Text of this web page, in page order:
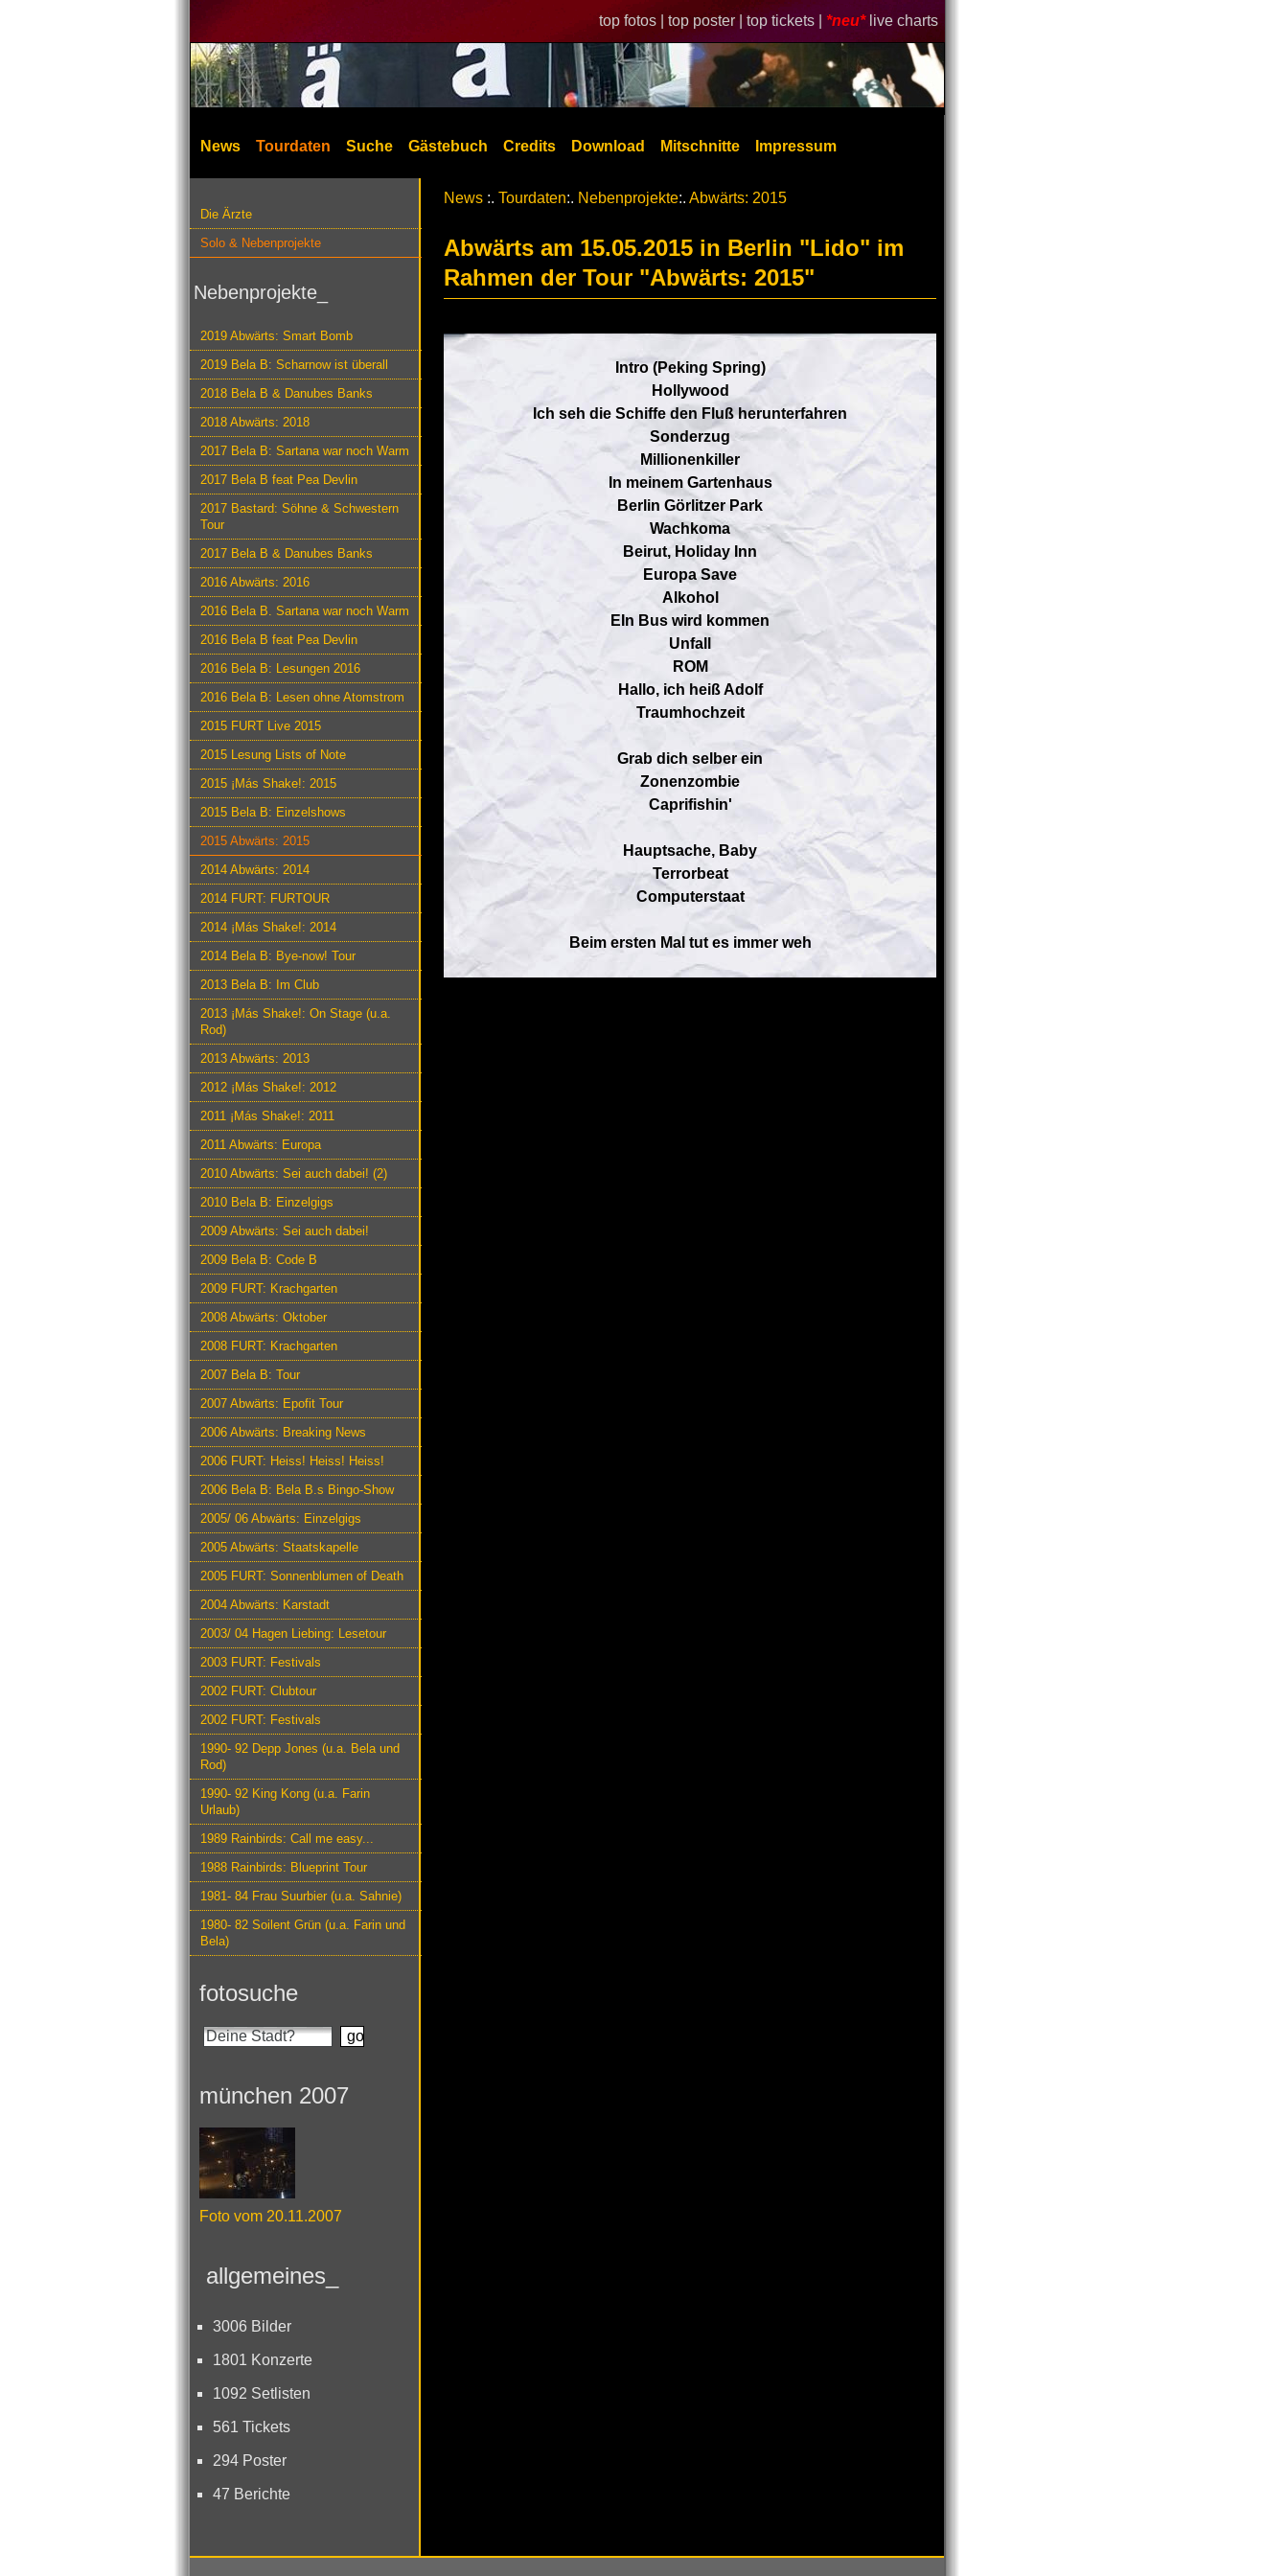
top fotos | top poster | top tickets | *neu* live charts
News Tourdaten Suche Gästebuch Credits Download Mitschnitte Impressum
Die Ärzte
Solo & Nebenprojekte
Nebenprojekte_
2019 Abwärts: Smart Bomb
2019 Bela B: Scharnow ist überall
2018 Bela B & Danubes Banks
2018 Abwärts: 2018
2017 Bela B: Sartana war noch Warm
2017 Bela B feat Pea Devlin
2017 Bastard: Söhne & Schwestern
Tour
2017 Bela B & Danubes Banks
2016 Abwärts: 2016
2016 Bela B. Sartana war noch Warm
2016 Bela B feat Pea Devlin
2016 Bela B: Lesungen 2016
2016 Bela B: Lesen ohne Atomstrom
2015 FURT Live 2015
2015 Lesung Lists of Note
2015 ¡Más Shake!: 2015
2015 Bela B: Einzelshows
2015 Abwärts: 2015
2014 Abwärts: 2014
2014 FURT: FURTOUR
2014 ¡Más Shake!: 2014
2014 Bela B: Bye-now! Tour
2013 Bela B: Im Club
2013 ¡Más Shake!: On Stage (u.a.
Rod)
2013 Abwärts: 2013
2012 ¡Más Shake!: 2012
2011 ¡Más Shake!: 2011
2011 Abwärts: Europa
2010 Abwärts: Sei auch dabei! (2)
2010 Bela B: Einzelgigs
2009 Abwärts: Sei auch dabei!
2009 Bela B: Code B
2009 FURT: Krachgarten
2008 Abwärts: Oktober
2008 FURT: Krachgarten
2007 Bela B: Tour
2007 Abwärts: Epofit Tour
2006 Abwärts: Breaking News
2006 FURT: Heiss! Heiss! Heiss!
2006 Bela B: Bela B.s Bingo-Show
2005/ 06 Abwärts: Einzelgigs
2005 Abwärts: Staatskapelle
2005 FURT: Sonnenblumen of Death
2004 Abwärts: Karstadt
2003/ 04 Hagen Liebing: Lesetour
2003 FURT: Festivals
2002 FURT: Clubtour
2002 FURT: Festivals
1990- 92 Depp Jones (u.a. Bela und
Rod)
1990- 92 King Kong (u.a. Farin
Urlaub)
1989 Rainbirds: Call me easy...
1988 Rainbirds: Blueprint Tour
1981- 84 Frau Suurbier (u.a. Sahnie)
1980- 82 Soilent Grün (u.a. Farin und
Bela)
fotosuche
münchen 2007
Foto vom 20.11.2007
allgemeines_
3006 Bilder
1801 Konzerte
1092 Setlisten
561 Tickets
294 Poster
47 Berichte
News :. Tourdaten:. Nebenprojekte:. Abwärts: 2015
Abwärts am 15.05.2015 in Berlin "Lido" im
Rahmen der Tour "Abwärts: 2015"
Intro (Peking Spring)
Hollywood
Ich seh die Schiffe den Fluß herunterfahren
Sonderzug
Millionenkiller
In meinem Gartenhaus
Berlin Görlitzer Park
Wachkoma
Beirut, Holiday Inn
Europa Save
Alkohol
EIn Bus wird kommen
Unfall
ROM
Hallo, ich heiß Adolf
Traumhochzeit
Grab dich selber ein
Zonenzombie
Caprifishin'
Hauptsache, Baby
Terrorbeat
Computerstaat
Beim ersten Mal tut es immer weh